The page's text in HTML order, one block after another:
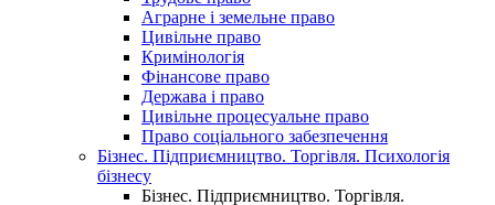
Аграрне і земельне право
Цивільне право
Кримінологія
Фінансове право
Держава і право
Цивільне процесуальне право
Право соціального забезпечення
Бізнес. Підприємництво. Торгівля. Психологія
бізнесу
Бізнес. Підприємництво. Торгівля.